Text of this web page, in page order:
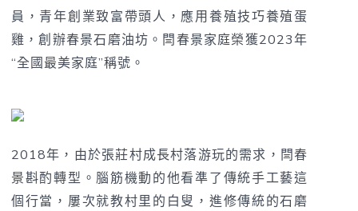
員，青年創業致富帶頭人，應用養殖技巧養殖蛋
雞，創辦春景石磨油坊。閆春景家庭榮獲2023年
“全國最美家庭”稱號。
2018年，由於張莊村成長村落游玩的需求，閆春
景斟酌轉型。腦筋機動的他看準了傳統手工藝這
個行當，屢次就教村里的白叟，進修傳統的石磨